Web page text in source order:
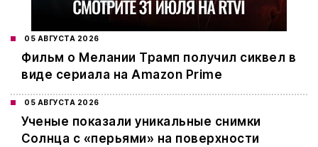
05 АВГУСТА 2026
Фильм о Мелании Трамп получил сиквел в
виде сериала на Amazon Prime
05 АВГУСТА 2026
Ученые показали уникальные снимки
Солнца с «перьями» на поверхности